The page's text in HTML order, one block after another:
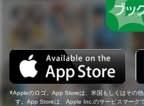
Appleのロゴ、App Storeは、米国もしくはその
す。App Storeは、Apple Inc.のサービスマークで